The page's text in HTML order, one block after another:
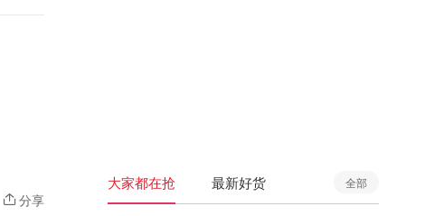
分享
大家都在抢 最新好货 全部